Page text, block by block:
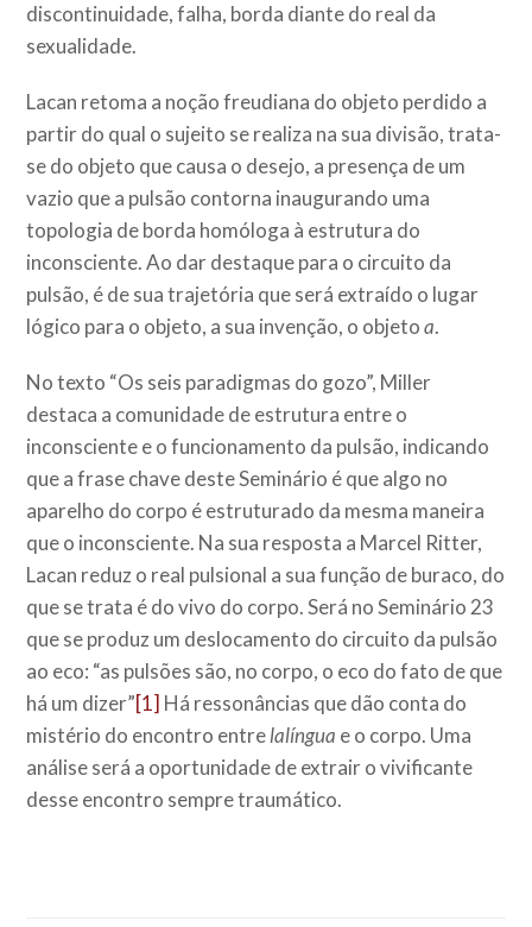
discontinuidade, falha, borda diante do real da
sexualidade.
Lacan retoma a noção freudiana do objeto perdido a
partir do qual o sujeito se realiza na sua divisão, trata-
se do objeto que causa o desejo, a presença de um
vazio que a pulsão contorna inaugurando uma
topologia de borda homóloga à estrutura do
inconsciente. Ao dar destaque para o circuito da
pulsão, é de sua trajetória que será extraído o lugar
lógico para o objeto, a sua invenção, o objetoa.
No texto “Os seis paradigmas do gozo”, Miller
destaca a comunidade de estrutura entre o
inconsciente e o funcionamento da pulsão, indicando
que a frase chave deste Seminário é que algo no
aparelho do corpo é estruturado da mesma maneira
que o inconsciente. Na sua resposta a Marcel Ritter,
Lacan reduz o real pulsional a sua função de buraco, do
que se trata é do vivo do corpo. Será no Seminário 23
que se produz um deslocamento do circuito da pulsão
ao eco: “as pulsões são, no corpo, o eco do fato de que
há um dizer”[1] Há ressonâncias que dão conta do
mistério do encontro entrelalíngua e o corpo. Uma
análise será a oportunidade de extrair o vivificante
desse encontro sempre traumático.